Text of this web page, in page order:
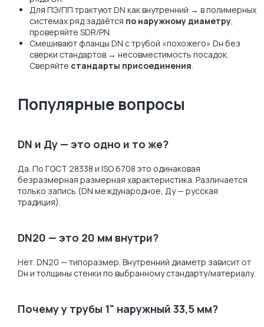
Для ПЭ/ПП трактуют DN как внутренний → в полимерных
системах ряд задаётся по наружному диаметру,
проверяйте SDR/PN.
Смешивают фланцы DN с трубой «похожего» Dн без
сверки стандартов → несовместимость посадок.
Сверяйте стандарты присоединения.
Популярные вопросы
DN и Ду — это одно и то же?
Да. По ГОСТ 28338 и ISO 6708 это одинаковая
безразмерная размерная характеристика. Различается
только запись (DN международное, Ду — русская
традиция).
DN20 — это 20 мм внутри?
Нет. DN20 — типоразмер. Внутренний диаметр зависит от
Dн и толщины стенки по выбранному стандарту/материалу.
Почему у трубы 1" наружный 33,5 мм?